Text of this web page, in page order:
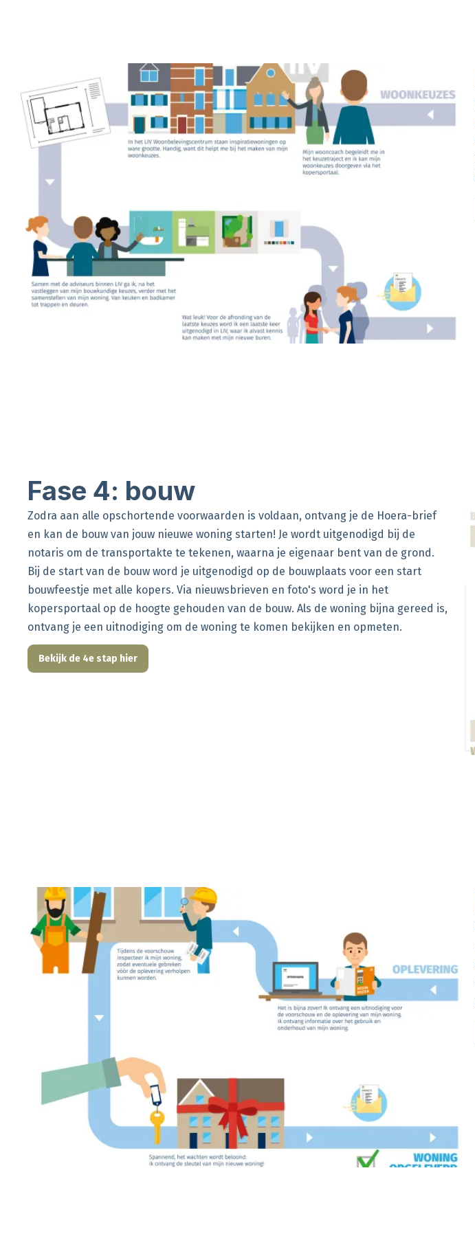
Fase 4: bouw
Zodra aan alle opschortende voorwaarden is voldaan, ontvang je de Hoera-brief
en kan de bouw van jouw nieuwe woning starten! Je wordt uitgenodigd bij de
notaris om de transportakte te tekenen, waarna je eigenaar bent van de grond.
Bij de start van de bouw word je uitgenodigd op de bouwplaats voor een start
bouwfeestje met alle kopers. Via nieuwsbrieven en foto's word je in het
kopersportaal op de hoogte gehouden van de bouw. Als de woning bijna gereed is,
ontvang je een uitnodiging om de woning te komen bekijken en opmeten.
Bekijk de 4e stap hier